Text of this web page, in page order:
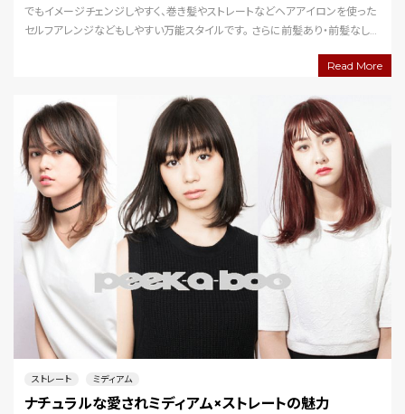
でもイメージチェンジしやすく、巻き髪やストレートなどヘアアイロンを使った
セルフアレンジなどもしやすい万能スタイルです。 さらに前髪あり・前髪なしに
Read More
ストレート ミディアム
ナチュラルな愛されミディアム×ストレートの魅力